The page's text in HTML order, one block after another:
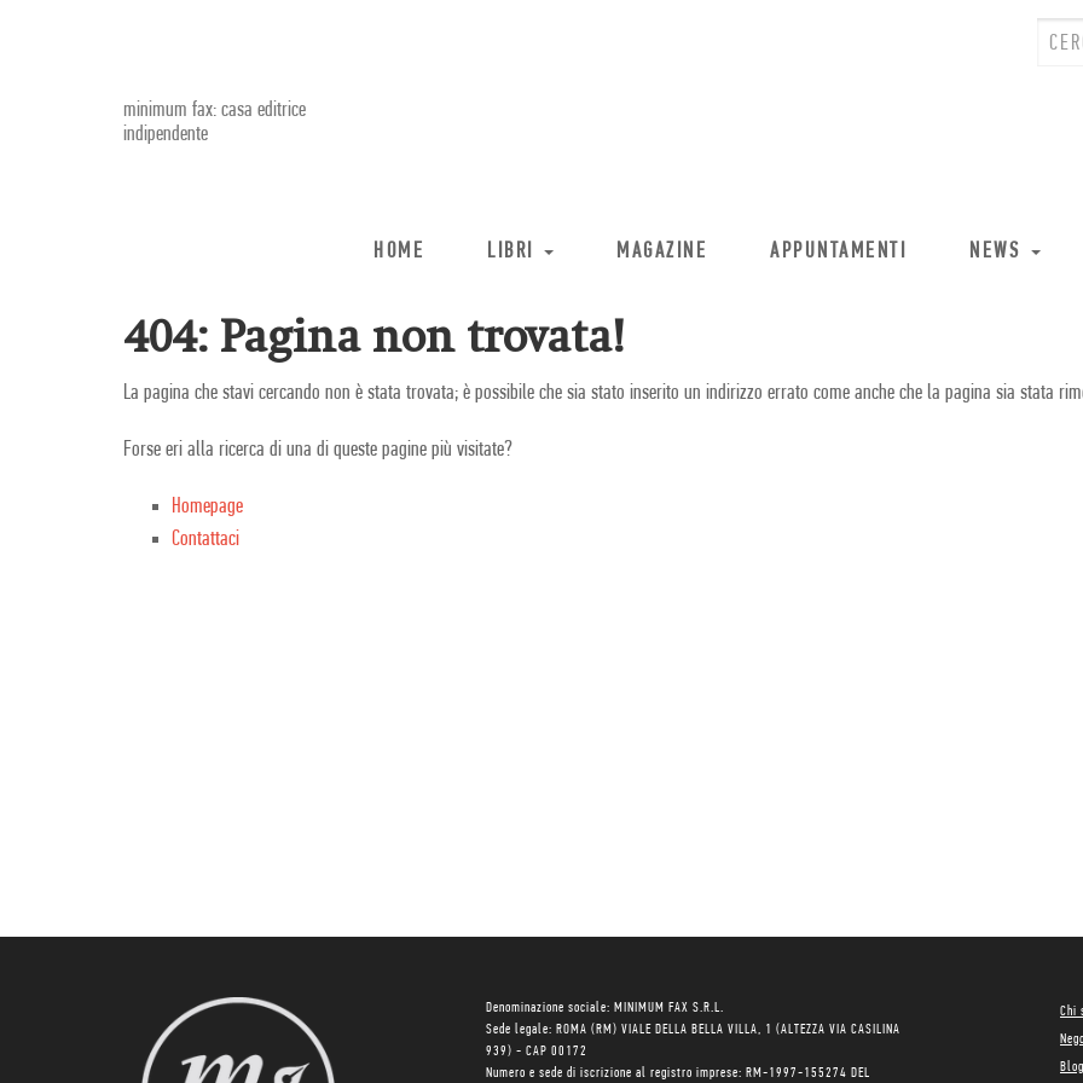
minimum fax: casa editrice
indipendente
HOME LIBRI MAGAZINE APPUNTAMENTI NEWS
404: Pagina non trovata!
La pagina che stavi cercando non è stata trovata; è possibile che sia stato inserito un indirizzo errato come anche che la pagina sia stata
Forse eri alla ricerca di una di queste pagine più visitate?
Homepage
Contattaci
Denominazione sociale: MINIMUM FAX S.R.L.
Sede legale: ROMA (RM) VIALE DELLA BELLA VILLA, 1 (ALTEZZA VIA CASILINA
939) - CAP 00172
Numero e sede di iscrizione al registro imprese: RM-1997-155274 DEL
Chi